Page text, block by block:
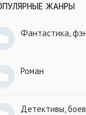
ЖАНРЫ
Фантастика,
Роман
Детективы,